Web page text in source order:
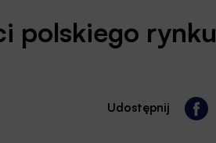
polskiego rynku
Udostępnij